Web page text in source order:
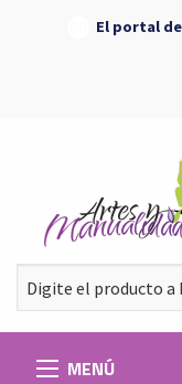
El portal
MENÚ